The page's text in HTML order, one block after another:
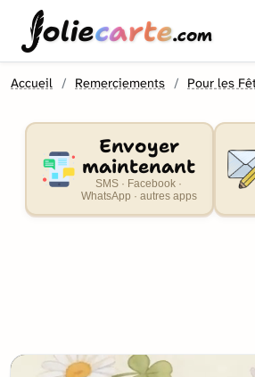
oliecarte.com
Accueil Remerciements Pour les
Envoyer
maintenant
SMS · Facebook ·
WhatsApp · autres apps